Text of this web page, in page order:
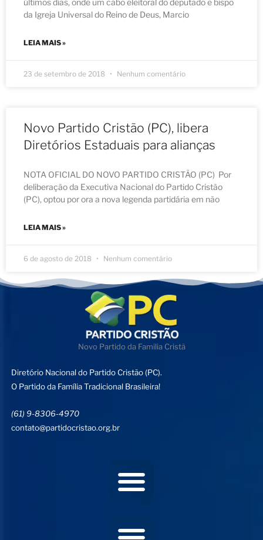
últimos dias, onde um cabo eleitoral do deputado e bispo
da Igreja Universal do Reino de Deus, Marcio
LEIA MAIS »
23 de setembro de 2018 Nenhum comentário
Novo Partido Cristão (PC), libera
Diretórios Estaduais para alianças
NOTA OFICIAL DO NOVO PARTIDO CRISTÃO (PC) Por
deliberação da Executiva Nacional do Partido Cristão
(PC), optou por ora a nova legenda partidária em não
LEIA MAIS »
6 de agosto de 2018 Nenhum comentário
Novo Partido da Familia Cristã
Diretório Nacional do Partido Cristão (PC).
O Partido da Família Tradicional Brasileira!
(61) 9-8306-4970
contato@partidocristao.org.br